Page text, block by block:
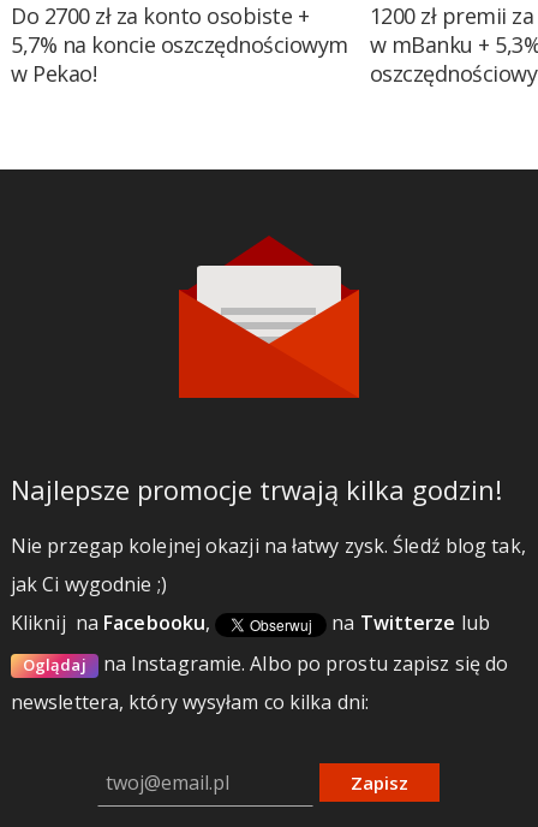
Do 2700 zł za konto osobiste +
5,7% na koncie oszczędnościowym
w Pekao!
1200 zł premii
w mBanku +
Najlepsze promocje trwają kilka godzin!
Nie przegap kolejnej okazji na łatwy zysk. Śledź blog tak,
jak Ci wygodnie ;)
Kliknij na Facebooku, na Twitterze lub
Oglądaj na Instagramie.Albo po prostu zapisz się do
newslettera, który wysyłam co kilka dni:
Zapisz